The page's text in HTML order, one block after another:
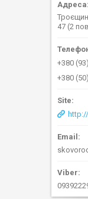
47 (2
+380
+380